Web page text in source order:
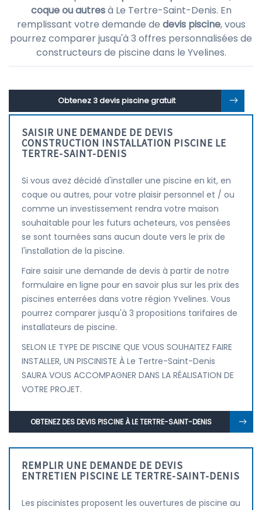
coque ou autresà Le Tertre-Saint-Denis. En
remplissant votre demande de devis piscine, vous
pourrez comparer jusqu'à 3 offres personnalisées de
constructeurs de piscine dans le Yvelines.
Obtenez 3 devis piscine gratuit
SAISIR UNE DEMANDE DE DEVIS
CONSTRUCTION INSTALLATION PISCINE LE
TERTRE-SAINT-DENIS
Si vous avez décidé d'installer une piscine en kit, en
coque ou autres, pour votre plaisir personnel et / ou
comme un investissement rendra votre maison
souhaitable pour les futurs acheteurs, vos pensées
se sont tournées sans aucun doute vers le prix de
l'installation de la piscine.
Faire saisir une demande de devis à partir de notre
formulaire en ligne pour en savoir plus sur les prix des
piscines enterrées dans votre région Yvelines. Vous
pourrez comparer jusqu'à 3 propositions tarifaires de
installateurs de piscine.
SELON LE TYPE DE PISCINE QUE VOUS SOUHAITEZ FAIRE
INSTALLER, UN PISCINISTE À Le Tertre-Saint-Denis
SAURA VOUS ACCOMPAGNER DANS LA RÉALISATION DE
VOTRE PROJET.
OBTENEZ DES DEVIS PISCINE À LE TERTRE-SAINT-DENIS
REMPLIR UNE DEMANDE DE DEVIS
ENTRETIEN PISCINE LE TERTRE-SAINT-DENIS
Les piscinistes proposent les ouvertures de piscine au